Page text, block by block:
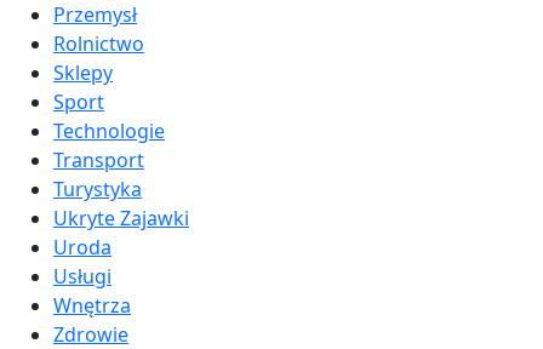
Przemysł
Rolnictwo
Sklepy
Sport
Technologie
Transport
Turystyka
Ukryte Zajawki
Uroda
Usługi
Wnętrza
Zdrowie